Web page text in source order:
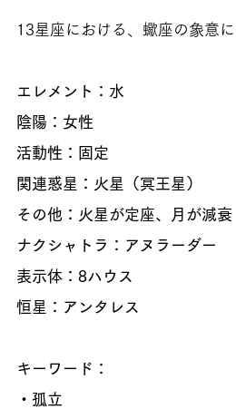
13星座における、蠍座の象意
エレメント：水
陰陽：女性
活動性：固定
関連惑星：火星（冥王星）
その他：火星が定座、月が減衰
ナクシャトラ：アヌラーダー
表示体：8ハウス
恒星：アンタレス
キーワード：
・孤立